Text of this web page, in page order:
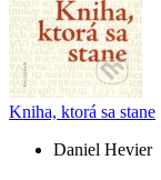
Kniha, ktorá sa stane
Daniel Hevier